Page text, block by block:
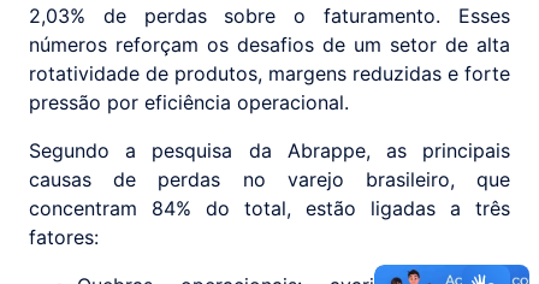
2,03% de perdas sobre o faturamento. Esses
números reforçam os desafios de um setor de alta
rotatividade de produtos, margens reduzidas e forte
pressão por eficiência operacional.
Segundo a pesquisa da Abrappe, as principais
causas de perdas no varejo brasileiro, que
concentram 84% do total, estão ligadas a três
fatores: